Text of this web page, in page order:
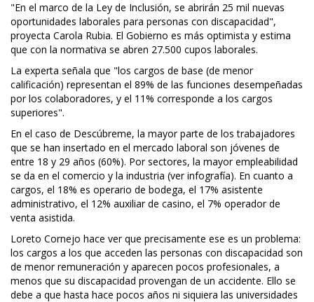
"En el marco de la Ley de Inclusión, se abrirán 25 mil nuevas
oportunidades laborales para personas con discapacidad",
proyecta Carola Rubia. El Gobierno es más optimista y estima
que con la normativa se abren 27.500 cupos laborales.
La experta señala que "los cargos de base (de menor
calificación) representan el 89% de las funciones desempeñadas
por los colaboradores, y el 11% corresponde a los cargos
superiores".
En el caso de Descúbreme, la mayor parte de los trabajadores
que se han insertado en el mercado laboral son jóvenes de
entre 18 y 29 años (60%). Por sectores, la mayor empleabilidad
se da en el comercio y la industria (ver infografía). En cuanto a
cargos, el 18% es operario de bodega, el 17% asistente
administrativo, el 12% auxiliar de casino, el 7% operador de
venta asistida.
Loreto Cornejo hace ver que precisamente ese es un problema:
los cargos a los que acceden las personas con discapacidad son
de menor remuneración y aparecen pocos profesionales, a
menos que su discapacidad provengan de un accidente. Ello se
debe a que hasta hace pocos años ni siquiera las universidades